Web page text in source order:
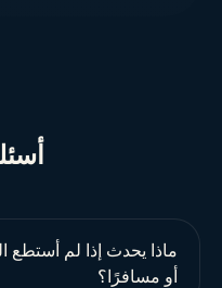
ماذا يحدث إذا لم أستطع
أو مسافرًا؟